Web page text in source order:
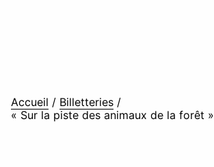
Accueil / Billetteries /
« Sur la piste des animaux de la forêt »